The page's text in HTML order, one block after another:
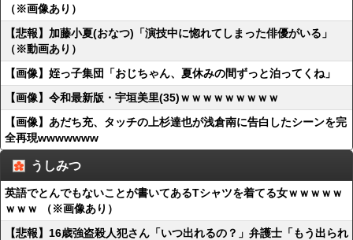
（※画像あり）
【悲報】加藤小夏(おなつ)「演技中に惚れてしまった俳優がいる」
（※動画あり）
【画像】姪っ子集団「おじちゃん、夏休みの間ずっと泊ってくね」
【画像】令和最新版・宇垣美里(35)ｗｗｗｗｗｗｗｗｗ
【画像】あだち充、タッチの上杉達也が浅倉南に告白したシーンを完
全再現wwwwwww
うしみつ
英語でとんでもないことが書いてあるTシャツを着てる女ｗｗｗｗｗ
ｗｗｗ （※画像あり）
【悲報】16歳強盗殺人犯さん「いつ出れるの？」弁護士「もう出られ